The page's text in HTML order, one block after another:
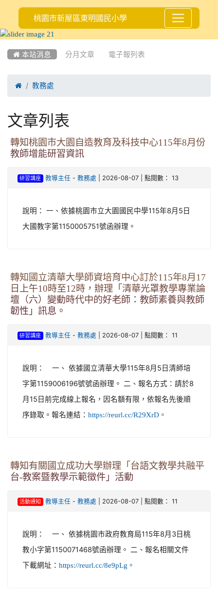
桃園市新屋區東明國民小學
 本站消息 分月文章 電子報列表
 教務處
文章列表
轉知桃園市大園自造教育及科技中心115年8月份
教師增能研習資訊
研習講座 教導主任- 教務處 | 2026-08-07 | 點閱數： 13
說明： 一、依據桃園市立大園國民中學115年8月5日
大國教字第1150005751號函辦理。
轉知國立清華大學師資培育中心訂於115年8月17
日上午10時至12時，辦理「清華光罩教學專業論
壇（六）變動時代中的好老師：教師素養與教師
韌性」訊息。
研習講座 教導主任- 教務處 | 2026-08-07 | 點閱數： 11
說明： 一、 依據國立清華大學115年8月5日清師培
字第1159006196號號函辦理。 二、報名方式：請於8
月15日前完成線上報名，因名額有限，依報名先後順
序錄取。報名連結： https://reurl.cc/R29XrD。
轉知有關國立成功大學辦理「台語文教學共融平
台-教案暨教學示範徵件」活動
活動通知 教導主任- 教務處 | 2026-08-07 | 點閱數： 11
說明： 一、 依據桃園市政府教育局115年8月3日桃
教小字第1150071468號函辦理。 二、報名相關文件
下載網址： https://reurl.cc/8e9pLg。